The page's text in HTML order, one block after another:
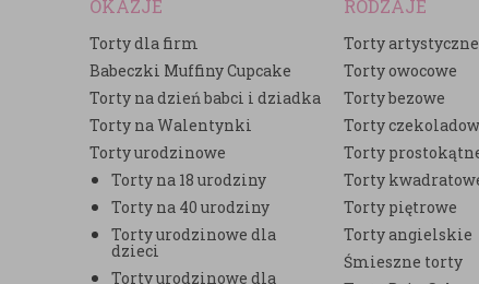
OKAZJE
Torty dla firm
Babeczki Muffiny Cupcake
Torty na dzień babci i dziadka
Torty na Walentynki
Torty urodzinowe
Torty na 18 urodziny
Torty na 40 urodziny
Torty urodzinowe dla
dzieci
Torty urodzinowe dla
RODZAJE
Torty artystyczne
Torty owocowe
Torty bezowe
Torty
Torty
Torty
Torty piętrowe
Torty angielskie
Śmieszne torty